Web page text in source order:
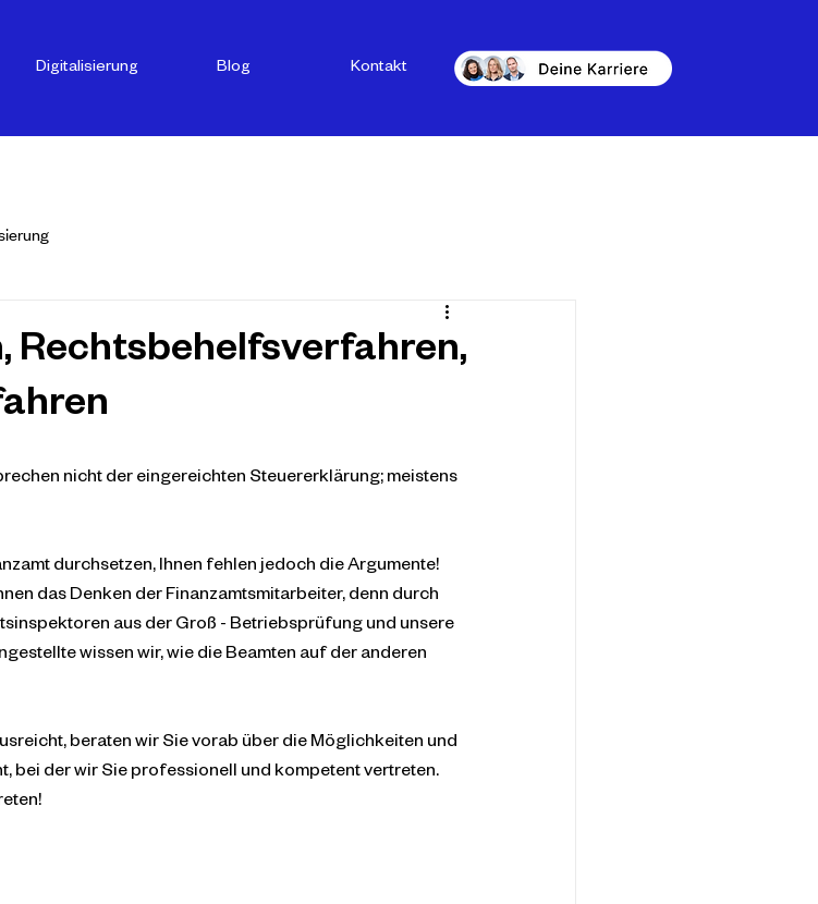
Digitalisierung Blog Kontakt
Rechtsbehelfsverfahren,
nicht der eingereichten Steuererklärung; meistens
durchsetzen, Ihnen fehlen jedoch die Argumente!
das Denken der Finanzamtsmitarbeiter, denn durch
aus der Groß - Betriebsprüfung und unsere
wissen wir, wie die Beamten auf der anderen
beraten wir Sie vorab über die Möglichkeiten und
bei der wir Sie professionell und kompetent vertreten.